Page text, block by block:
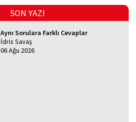
SON YAZI
Aynı Sorulara Farklı Cevaplar
İdris Savaş
06 Ağu 2026